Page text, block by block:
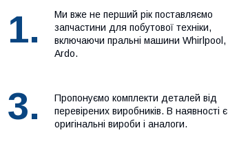
1.
Ми вже не перший рік поставляємо
запчастини для побутової техніки,
включаючи пральні машини Whirlpool,
Ardo.
3.
Пропонуємо комплекти деталей від
перевірених виробників. В наявності є
оригінальні вироби і аналоги.